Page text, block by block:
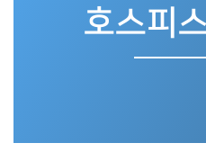
호스피